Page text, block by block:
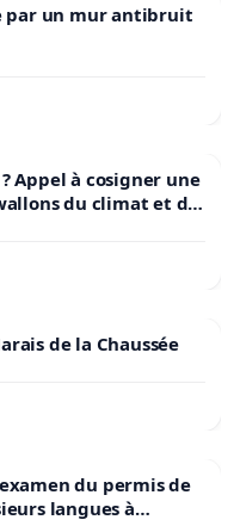
par un mur antibruit
Appel à cosigner une
du climat et de
de la Chaussée
du permis de
langues à